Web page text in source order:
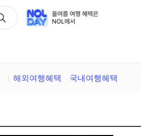
해외여행혜택 국내여행혜택